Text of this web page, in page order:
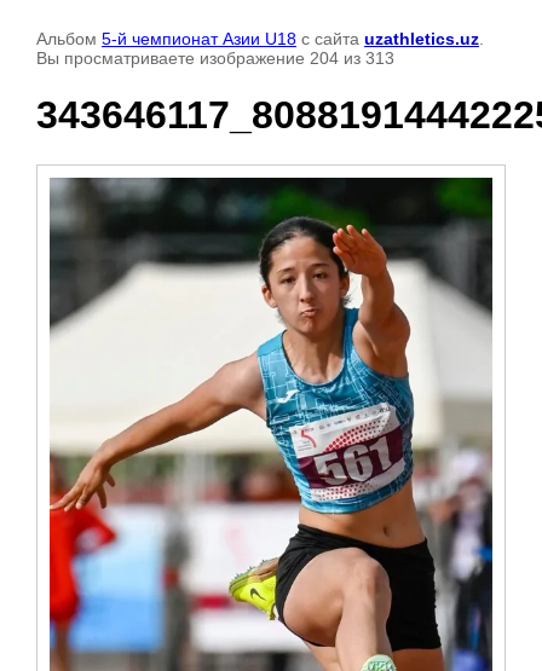
Альбом 5-й чемпионат Азии U18 с сайта uzathletics.uz
Вы просматриваете изображение 204 из 313